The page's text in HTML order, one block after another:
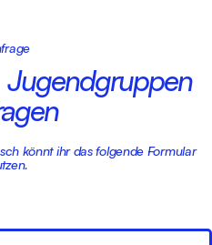
könnt ihr das folgende Formular